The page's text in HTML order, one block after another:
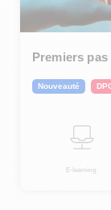
Premiers
Nouveauté
E-learning